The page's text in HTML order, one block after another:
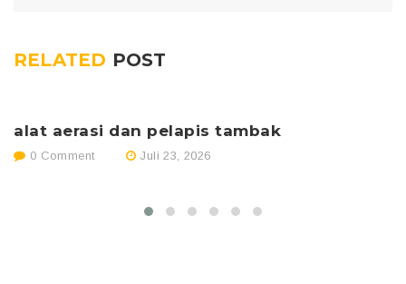
RELATED POST
alat aerasi dan pelapis tambak
0 Comment Juli 23, 2026